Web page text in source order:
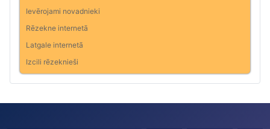
Ievērojami novadnieki
Rēzekne internetā
Latgale internetā
Izcili rēzeknieši